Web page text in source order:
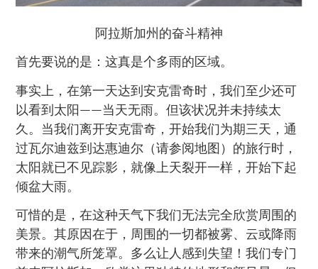
阿拉斯加州的奋斗精神
首先要说的是：这真是个多雨的区域。
事实上，在第一天达到安克雷奇时，我们至少还可
以看到太阳——当天无雨。但该状况并未持续太
久。当我们离开安克雷奇，开始我们为期三天，通
过瓦尔迪兹到达惠迪尔（请参阅地图）的旅行时，
太阳就已不见踪影，就像上天裂开一样，开始下起
倾盆大雨。
可惜的是，在这种天气下我们无法完全欣赏周围的
美景。其原因在于，周围的一切都被雾、云或降雨
带来的潮气所笼罩。多么让人感到失望！我们专门